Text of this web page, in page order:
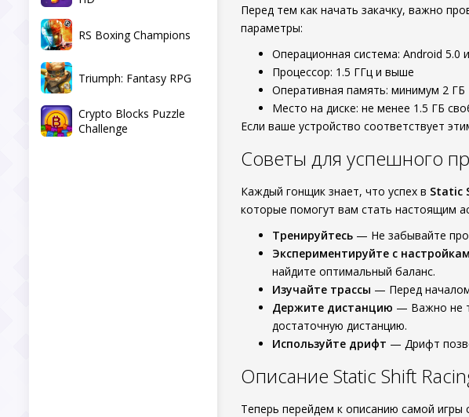
RS Boxing Champions
Triumph: Fantasy RPG
Crypto Blocks Puzzle
Challenge
Перед тем как начать закачку, важно
параметры:
Операционная система: Android 5.0
Процессор: 1.5 ГГц и выше
Оперативная память: минимум 2 ГБ
Место на диске: не менее 1.5 ГБ
Если ваше устройство соответствует
Советы для успешного
Каждый гонщик знает, что успех в Static
которые помогут вам стать настоящим
Тренируйтесь — Не забывайте
Экспериментируйте с
найдите оптимальный баланс.
Изучайте трассы — Перед началом
Держите дистанцию — Важно не
достаточную дистанцию.
Используйте дрифт — Дрифт
Описание Static Shift
Теперь перейдем к описанию самой